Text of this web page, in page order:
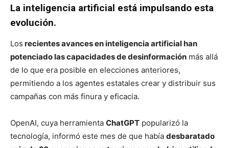
La inteligencia artificial está impulsando esta
evolución.
Los recientes avances en inteligencia artificial han
potenciado las capacidades de desinformación más allá
de lo que era posible en elecciones anteriores,
permitiendo a los agentes estatales crear y distribuir sus
campañas con más finura y eficacia.
OpenAI, cuya herramienta ChatGPT popularizó la
tecnología, informó este mes de que había desbaratado